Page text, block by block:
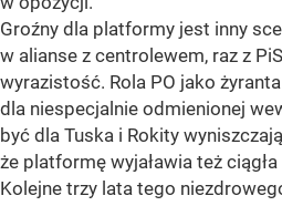
Groźny dla platformy jest inny
w alianse z centrolewem, raz z
wyrazistość. Rola PO jako
dla niespecjalnie odmienionej
być dla Tuska i Rokity
że platformę wyjaławia też
Kolejne trzy lata tego